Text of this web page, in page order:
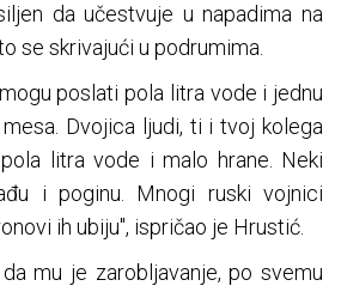
da učestvuje u napadima na
se skrivajući u podrumima.
poslati pola litra vode i jednu
Dvojica ljudi, ti i tvoj kolega
litra vode i malo hrane. Neki
i poginu. Mnogi ruski vojnici
ih ubiju", ispričao je Hrustić.
mu je zarobljavanje, po svemu